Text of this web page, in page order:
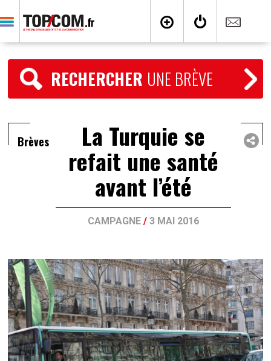
RECHERCHER UNE BRÈVE
Brèves La Turquie se
refait une santé
avant l’été
CAMPAGNE/ 3 MAI 2016